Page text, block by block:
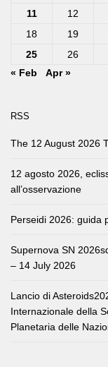
11
12
18
19
25
26
« Feb
Apr »
RSS
The 12 August 2026
12 agosto 2026,
all’osservazione
Perseidi 2026: guida
Supernova SN
– 14 July 2026
Lancio di
Internazionale della
Planetaria delle